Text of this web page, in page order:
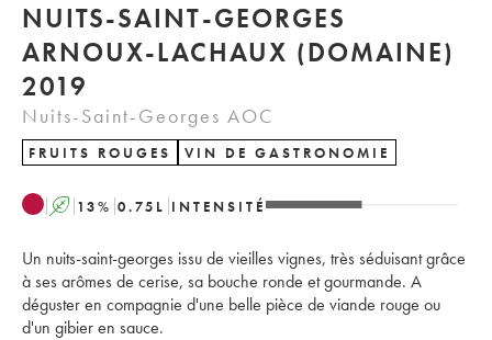
NUITS-SAINT-GEORGES
ARNOUX-LACHAUX (DOMAINE)
2019
Nuits-Saint-Georges AOC
FRUITS ROUGES VIN DE GASTRONOMIE
A 13% 0.75 L INTENSITÉ
Un nuits-saint-georges issu de vieilles vignes, très séduisant grâce
à ses arômes de cerise, sa bouche ronde et gourmande. A
déguster en compagnie d'une belle pièce de viande rouge ou
d'un gibier en sauce.